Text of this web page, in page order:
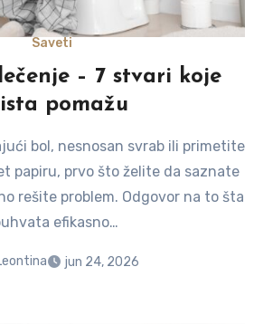
Saveti
– 7 stvari koje
pomažu
papiru, prvo što želite da saznate
rešite problem. Odgovor na to šta
efikasno…
jun 24, 2026